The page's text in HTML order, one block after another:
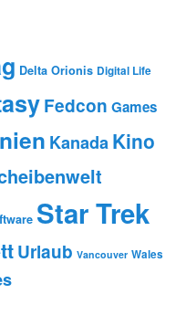
Delta Orionis Digital Life
Fedcon Games
Kanada Kino
Star Trek
Urlaub Vancouver Wales